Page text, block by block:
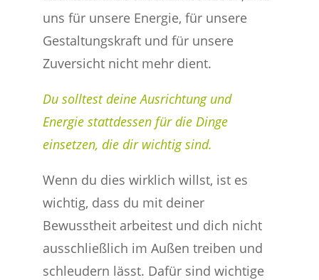
uns für unsere Energie, für unsere
Gestaltungskraft und für unsere
Zuversicht nicht mehr dient.
Du solltest deine Ausrichtung und
Energie stattdessen für die Dinge
einsetzen, die dir wichtig sind.
Wenn du dies wirklich willst, ist es
wichtig, dass du mit deiner
Bewusstheit arbeitest und dich nicht
ausschließlich im Außen treiben und
schleudern lässt. Dafür sind wichtige